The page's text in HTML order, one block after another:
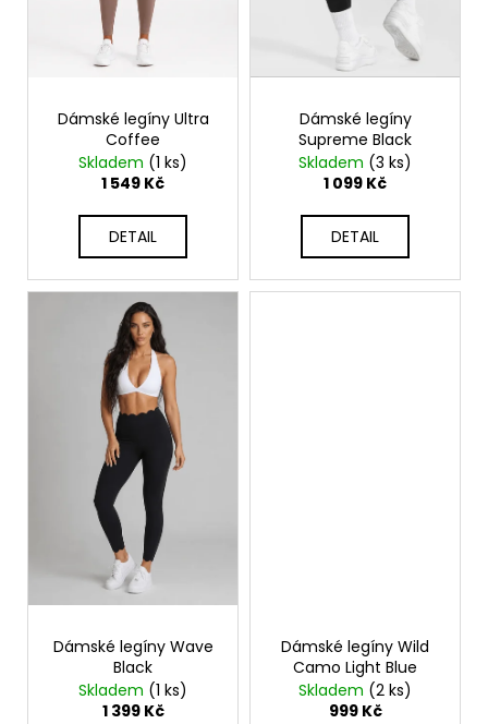
Dámské legíny Ultra
Coffee
Skladem (1 ks)
1 549 Kč
DETAIL
Dámské legíny
Supreme Black
Skladem (3 ks)
1 099 Kč
DETAIL
Dámské legíny Wave
Black
Skladem (1 ks)
1 399 Kč
Dámské legíny Wild
Camo Light Blue
Skladem (2 ks)
999 Kč